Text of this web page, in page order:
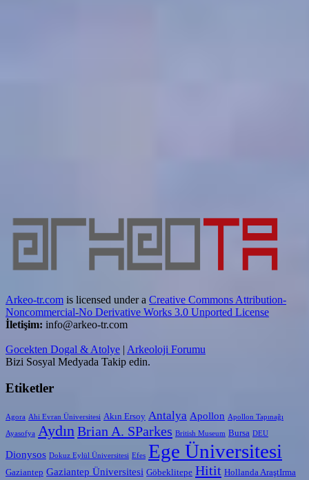
Arkeo-tr.com is licensed under a Creative Commons Attribution-
Noncommercial-No Derivative Works 3.0 Unported License
İletişim: info@arkeo-tr.com
Gocekten Dogal & Atolye | Arkeoloji Forumu
Bizi Sosyal Medyada Takip edin.
Etiketler
Agora Ahi Evran Üniversitesi Akın Ersoy Antalya Apollon Apollon Tapınağı
Ayasofya AydınBrian A. SParkes British Museum Bursa DEU
Dionysos Dokuz Eylül Üniversitesi Efes Ege Üniversitesi
Gaziantep Gaziantep Üniversitesi Göbeklitepe Hitit Hollanda AraştIrma